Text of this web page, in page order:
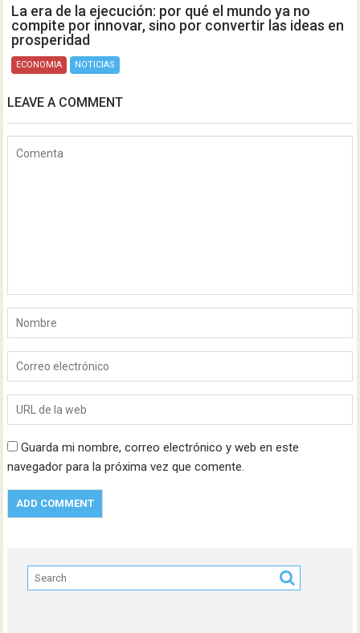
La era de la ejecución: por qué el mundo ya no
compite por innovar, sino por convertir las ideas en
prosperidad
ECONOMIA NOTICIAS
LEAVE A COMMENT
Guarda mi nombre, correo electrónico y web en este
navegador para la próxima vez que comente.